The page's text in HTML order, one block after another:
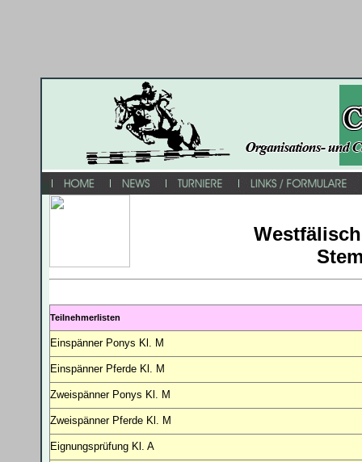
Teilnehmerlisten
Einspänner Ponys Kl. M
Einspänner Pferde Kl. M
Zweispänner Ponys Kl. M
Zweispänner Pferde Kl. M
Eignungsprüfung Kl. A